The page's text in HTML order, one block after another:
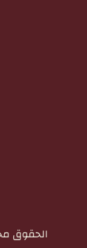
الحقوق